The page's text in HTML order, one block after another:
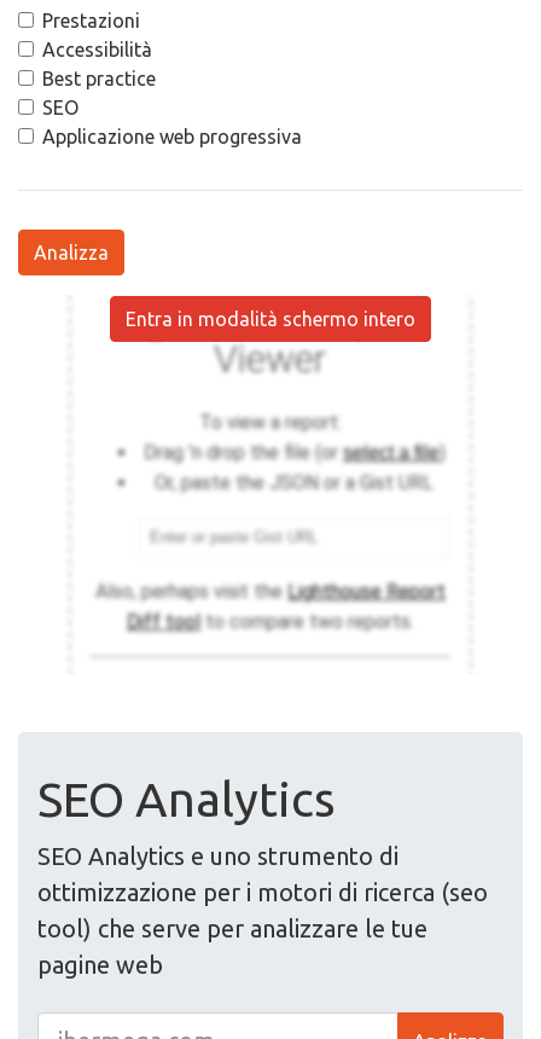
Prestazioni
Accessibilità
Best practice
SEO
Applicazione web progressiva
Analizza
Entra in modalità schermo intero
SEO Analytics
SEO Analytics e uno strumento di
ottimizzazione per i motori di ricerca (seo
tool) che serve per analizzare le tue
pagine web